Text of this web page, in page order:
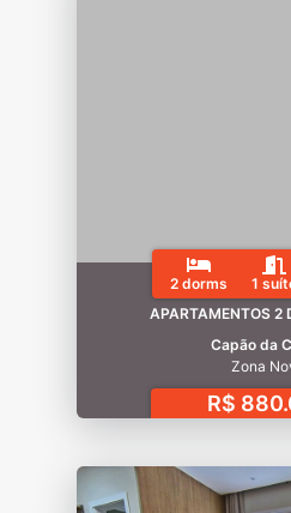
2 dorms 1
APARTAMENTOS 2
Capão da
Zona
R$